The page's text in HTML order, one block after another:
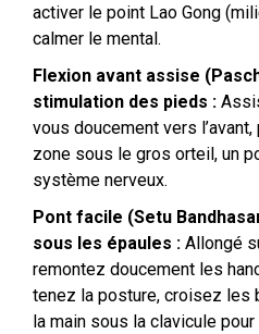
activer le point Lao Gong
calmer le mental.
Flexion avant assise
stimulation des pieds :
vous doucement vers
zone sous le gros orteil, un
système nerveux.
Pont facile (Setu
sous les épaules : Allongé
remontez doucement les
tenez la posture, croisez les
la main sous la clavicule